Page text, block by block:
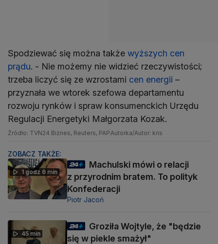
Spodziewać się można także wyższych cen
prądu. - Nie możemy nie widzieć rzeczywistości;
trzeba liczyć się ze wzrostami cen energii –
przyznała we wtorek szefowa departamentu
rozwoju rynków i spraw konsumenckich Urzędu
Regulacji Energetyki Małgorzata Kozak.
Źródło: TVN24 Biznes, Reuters, PAPAutorka/Autor: kris
ZOBACZ TAKŻE:
1 godz 6 min
Machulski mówi o relacji
z przyrodnim bratem. To polityk
Konfederacji
Piotr Jacoń
45 min
Groziła Wojtyle, że "będzie
się w piekle smażył"